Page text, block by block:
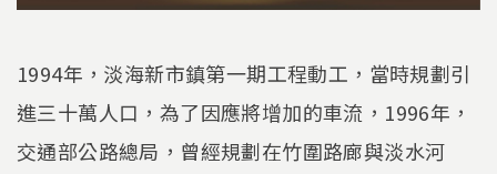
1994年，淡海新市鎮第一期工程動工，當時規劃引
進三十萬人口，為了因應將增加的車流，1996年，
交通部公路總局，曾經規劃在竹圍路廊與淡水河